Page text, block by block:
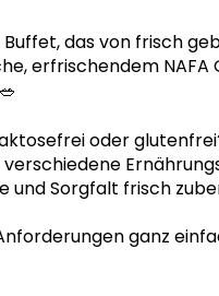
das von frisch
erfrischendem NAFA
oder
und Sorgfalt frisch
ganz